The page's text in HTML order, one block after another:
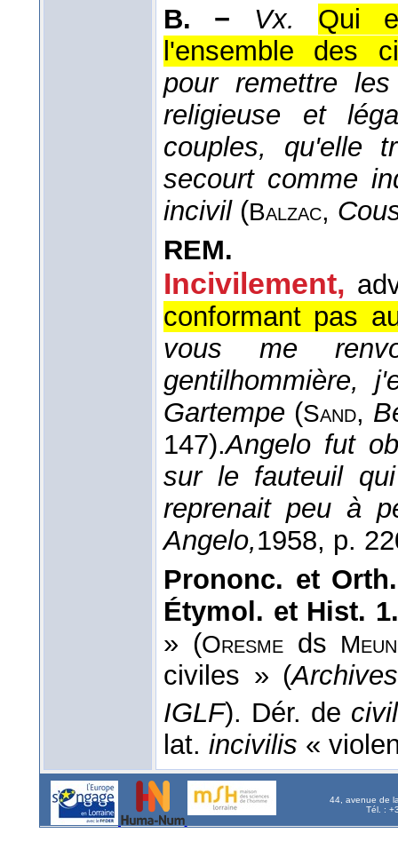
B. −
Vx.
Qui
l'ensemble des
pour remettre
religieuse et
couples, qu'elle
secourt comme
incivil (Balzac,
REM.
Incivilement,
conformant pas
vous me
gentilhommière,
Gartempe (Sand,
147).Angelo fut
sur le fauteuil
reprenait peu à
Angelo,1958, p.
Prononc. et
Étymol. et Hist.
» (Oresmeds
civiles » (
IGLF). Dér. de civil
lat. incivilis «
44, avenue de
Tél. :